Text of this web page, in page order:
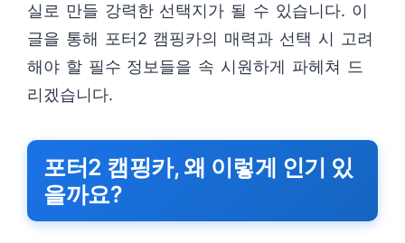
실로 만들 강력한 선택지가 될 수 있습니다. 이
글을 통해 포터2 캠핑카의 매력과 선택 시 고려
해야 할 필수 정보들을 속 시원하게 파헤쳐 드
리겠습니다.
포터2 캠핑카, 왜 이렇게 인기 있
을까요?